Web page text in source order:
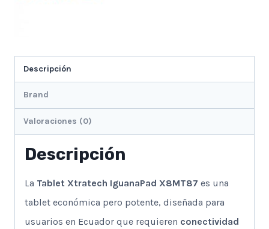
Descripción
Brand
Valoraciones (0)
Descripción
La Tablet Xtratech IguanaPad X8MT87 es una
tablet económica pero potente, diseñada para
usuarios en Ecuador que requieren conectividad